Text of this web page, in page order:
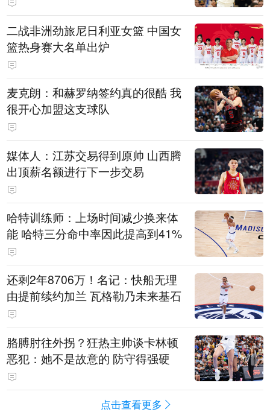
二战非洲劲旅尼日利亚女篮 中国女
篮热身赛大名单出炉
麦克朗：和赫罗纳签约真的很酷 我
很开心加盟这支球队
媒体人：江苏交易得到原帅 山西腾
出顶薪名额进行下一步交易
哈特训练师：上场时间减少换来体
能 哈特三分命中率因此提高到41%
还剩2年8706万！名记：快船无理
由提前续约加兰 瓦格勒乃未来基石
胳膊肘往外拐？狂热主帅谈卡林顿
恶犯：她不是故意的 防守得强硬
点击查看更多